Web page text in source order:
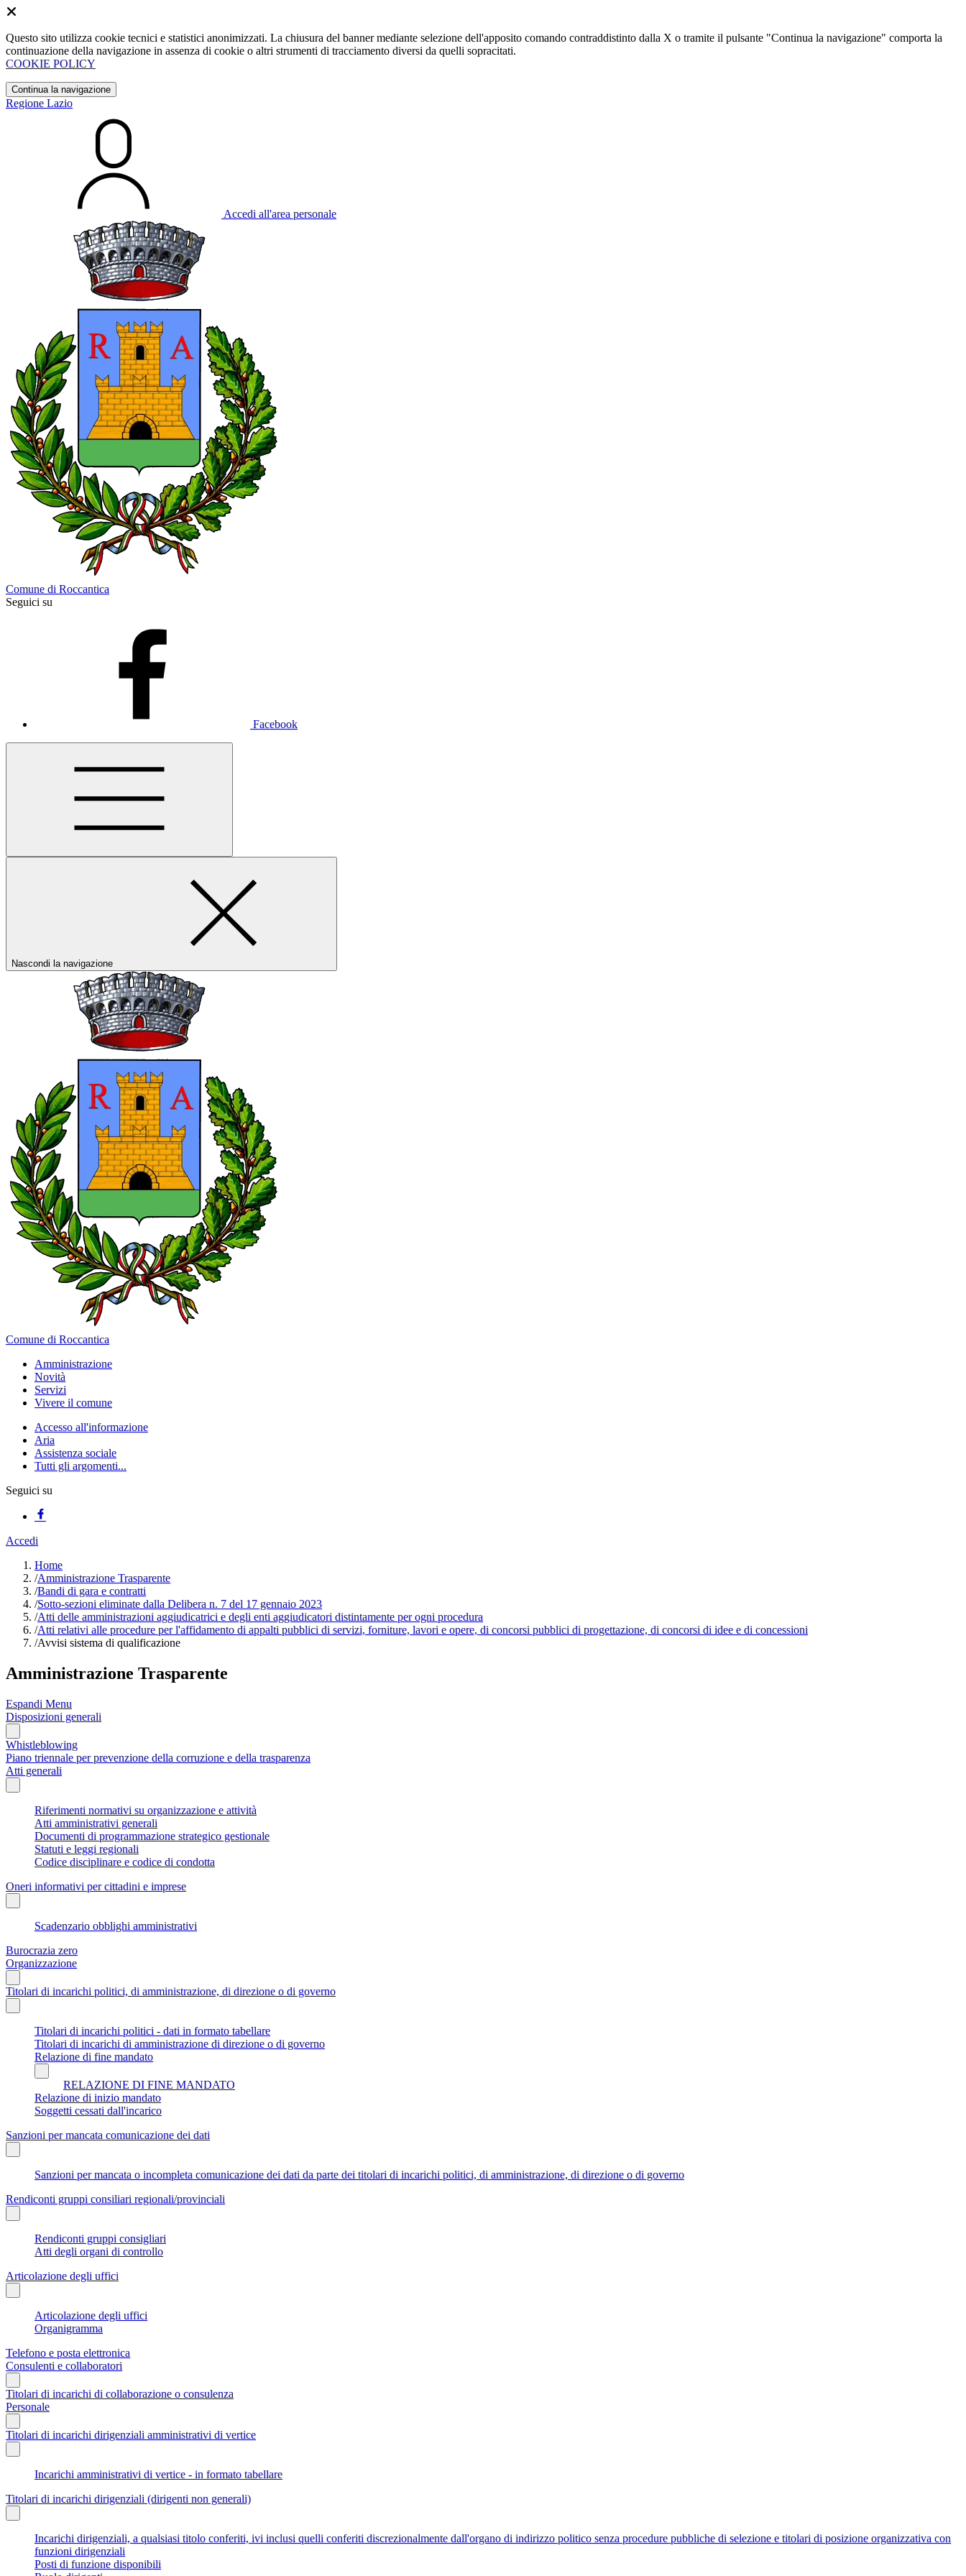
Questo sito utilizza cookie tecnici e statistici anonimizzati. La chiusura del banner mediante selezione dell'apposito comando contraddistinto dalla X o tramite il pulsante "Continua la navigazione" comporta la
continuazione della navigazione in assenza di cookie o altri strumenti di tracciamento diversi da quelli sopracitati.
COOKIE POLICY
Continua la navigazione
Regione Lazio
Accedi all'area personale
Comune di Roccantica
Seguici su
Facebook
Nascondi la navigazione
Comune di Roccantica
Amministrazione
Novità
Servizi
Vivere il comune
Accesso all'informazione
Aria
Assistenza sociale
Tutti gli argomenti...
Seguici su
Accedi
Home
/Amministrazione Trasparente
/Bandi di gara e contratti
/Sotto-sezioni eliminate dalla Delibera n. 7 del 17 gennaio 2023
/Atti delle amministrazioni aggiudicatrici e degli enti aggiudicatori distintamente per ogni procedura
/Atti relativi alle procedure per l'affidamento di appalti pubblici di servizi, forniture, lavori e opere, di concorsi pubblici di progettazione, di concorsi di idee e di concessioni
/Avvisi sistema di qualificazione
Amministrazione Trasparente
Espandi Menu
Disposizioni generali
Whistleblowing
Piano triennale per prevenzione della corruzione e della trasparenza
Atti generali
Riferimenti normativi su organizzazione e attività
Atti amministrativi generali
Documenti di programmazione strategico gestionale
Statuti e leggi regionali
Codice disciplinare e codice di condotta
Oneri informativi per cittadini e imprese
Scadenzario obblighi amministrativi
Burocrazia zero
Organizzazione
Titolari di incarichi politici, di amministrazione, di direzione o di governo
Titolari di incarichi politici - dati in formato tabellare
Titolari di incarichi di amministrazione di direzione o di governo
Relazione di fine mandato
RELAZIONE DI FINE MANDATO
Relazione di inizio mandato
Soggetti cessati dall'incarico
Sanzioni per mancata comunicazione dei dati
Sanzioni per mancata o incompleta comunicazione dei dati da parte dei titolari di incarichi politici, di amministrazione, di direzione o di governo
Rendiconti gruppi consiliari regionali/provinciali
Rendiconti gruppi consigliari
Atti degli organi di controllo
Articolazione degli uffici
Articolazione degli uffici
Organigramma
Telefono e posta elettronica
Consulenti e collaboratori
Titolari di incarichi di collaborazione o consulenza
Personale
Titolari di incarichi dirigenziali amministrativi di vertice
Incarichi amministrativi di vertice - in formato tabellare
Titolari di incarichi dirigenziali (dirigenti non generali)
Incarichi dirigenziali, a qualsiasi titolo conferiti, ivi inclusi quelli conferiti discrezionalmente dall'organo di indirizzo politico senza procedure pubbliche di selezione e titolari di posizione organizzativa con
funzioni dirigenziali
Posti di funzione disponibili